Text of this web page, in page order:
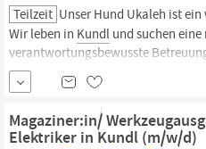
Teilzeit Unser Hund Ukaleh ist
Wir leben in Kundl und suchen
verantwortungsbewusste
Ab dem 03.11.2026 wünschen ich
10 Tage weg muss. Uns ist
ist und jemand mit Erfahrung und
Magaziner:in/
Elektriker in Kundl (m/w/d)